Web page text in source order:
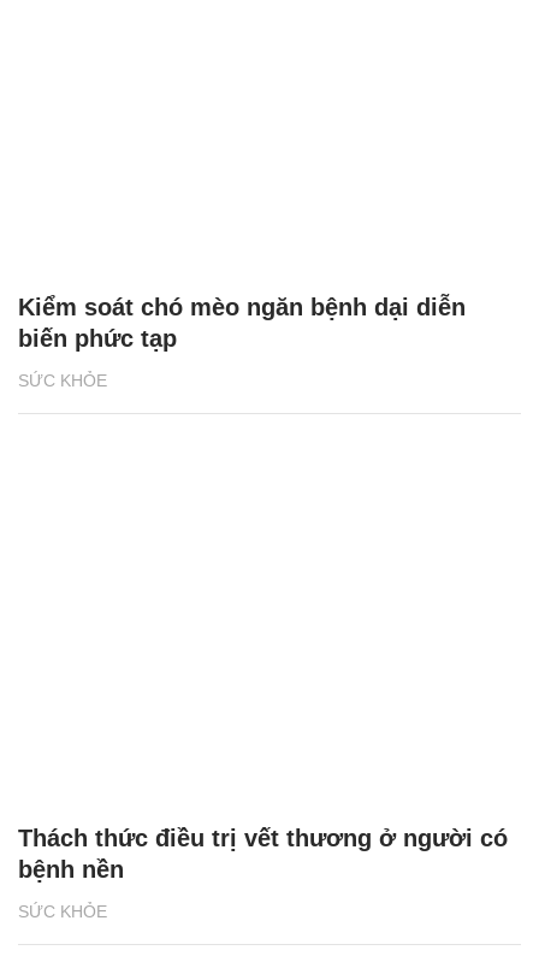
SỨC KHỎE
Kiểm soát chó mèo ngăn bệnh dại diễn
biến phức tạp
SỨC KHỎE
Thách thức điều trị vết thương ở người có
bệnh nền